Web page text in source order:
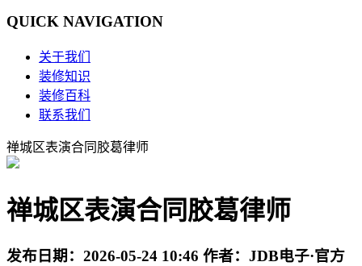
QUICK NAVIGATION
关于我们
装修知识
装修百科
联系我们
禅城区表演合同胶葛律师
禅城区表演合同胶葛律师
发布日期： 2026-05-24 10:46 作者： JDB电子·官方